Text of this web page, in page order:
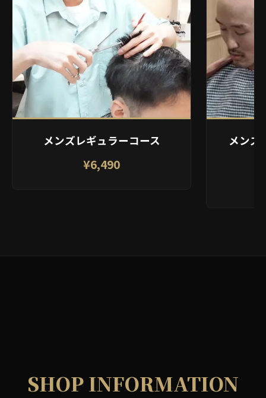
メンズレギュラーコース
¥6,490
メンズ
SHOP INFORMATION